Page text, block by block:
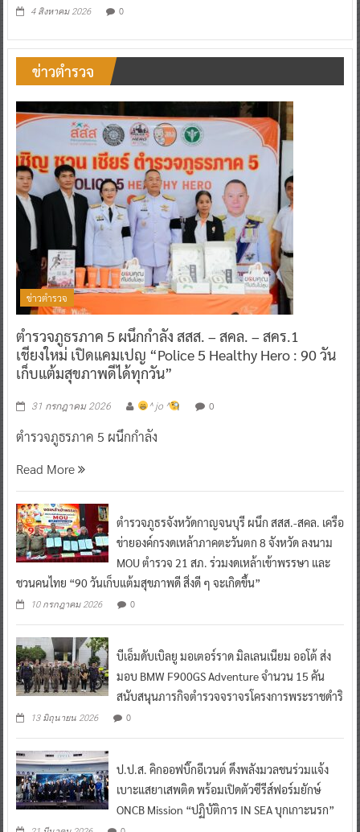
4 สิงหาคม 2026 0
ข่าวตำรวจ
ข่าวตำรวจ
ตำรวจภูธรภาค 5 ผนึกกำลัง สสส. – สคล. – สคร.1
เชียงใหม่ เปิดแคมเปญ “Police 5 Healthy Hero : 90 วัน
เก็บแต้มสุขภาพดีได้ทุกวัน”
31 กรกฎาคม 2026 ^ jo ^ 0
ตำรวจภูธรภาค 5 ผนึกกำลัง
Read More
ตำรวจภูธรจังหวัดกาญจนบุรี ผนึก สสส.-สคล. เครือ
ข่ายองค์กรงดเหล้าภาคตะวันตก 8 จังหวัด ลงนาม
MOU ตำรวจ 21 สภ. ร่วมงดเหล้าเข้าพรรษา และ
ชวนคนไทย “90 วันเก็บแต้มสุขภาพดี สิ่งดี ๆ จะเกิดขึ้น”
10 กรกฎาคม 2026 0
บีเอ็มดับเบิลยู มอเตอร์ราด มิลเลนเนียม ออโต้ ส่ง
มอบ BMW F900GS Adventure จำนวน 15 คัน
สนับสนุนภารกิจตำรวจจราจรโครงการพระราชดำริ
13 มิถุนายน 2026 0
ป.ป.ส. คิกออฟบิ๊กอีเวนต์ ดึงพลังมวลชนร่วมแจ้ง
เบาะแสยาเสพติด พร้อมเปิดตัวซีรีส์ฟอร์มยักษ์
ONCB Mission “ปฏิบัติการ IN SEA บุกเกาะนรก”